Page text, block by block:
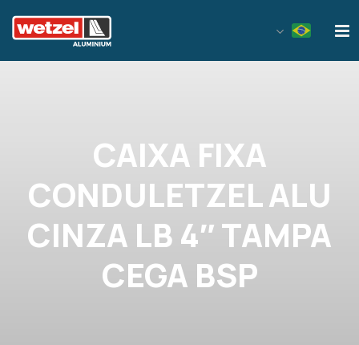
CAIXA FIXA
CONDULETZEL ALU
CINZA LB 4″ TAMPA
CEGA BSP